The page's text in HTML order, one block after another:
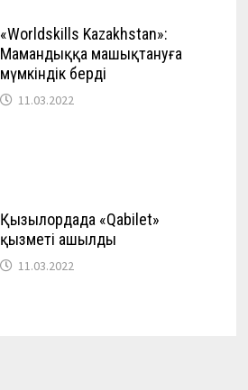
«Worldskills Kazakhstan»:
Мамандыққа машықтануға
мүмкіндік берді
11.03.2022
Қызылордада «Qabilet»
қызметі ашылды
11.03.2022